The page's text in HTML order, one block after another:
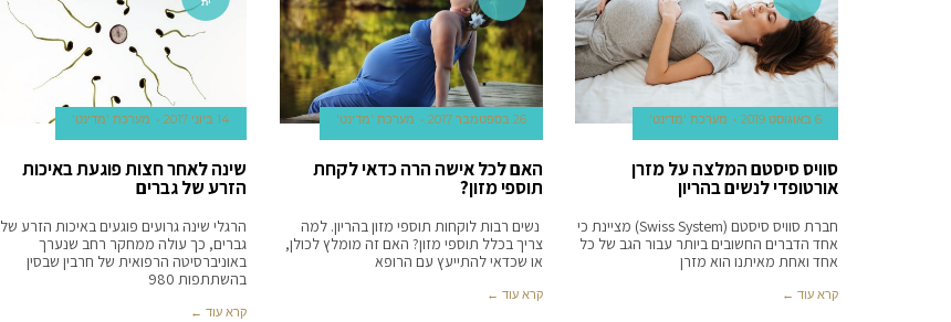
6 באוגוסט 2019 מערכת 'מדינט'
סוויס סיסטם המלצה על מזרן
אורטופדי לנשים בהריון
חברת סוויס סיסטם (Swiss System) מציינת כי
אחד הדברים החשובים ביותר עבור הגב של כל
אחד ואחת מאיתנו הוא מזרן
קרא עוד ←
26 בספטמבר 2017 מערכת 'מדינט'
האם לכל אישה הרה כדאי לקחת
תוספי מזון?
נשים רבות לוקחות תוספי מזון בהריון. למה
צריך בכלל תוספי מזון? האם זה מומלץ לכולן,
או שכדאי להתייעץ עם הרופא
קרא עוד ←
14 ביוני 2017 מערכת 'מדינט'
שינה לאחר חצות פוגעת באיכות
הזרע של גברים
הרגלי שינה גרועים פוגעים באיכות הזרע של
גברים, כך עולה ממחקר רחב שנערך
באוניברסיטה הרפואית של חרבין שבסין
בהשתתפות 980
קרא עוד ←